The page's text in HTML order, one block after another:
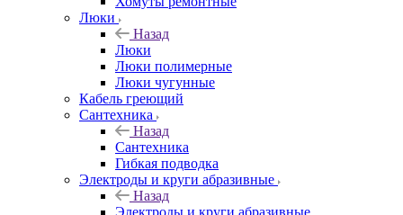
Люки
Назад
Люки
Люки полимерные
Люки чугунные
Кабель греющий
Сантехника
Назад
Сантехника
Гибкая подводка
Электроды и круги абразивные
Назад
Электроды и круги абразивные